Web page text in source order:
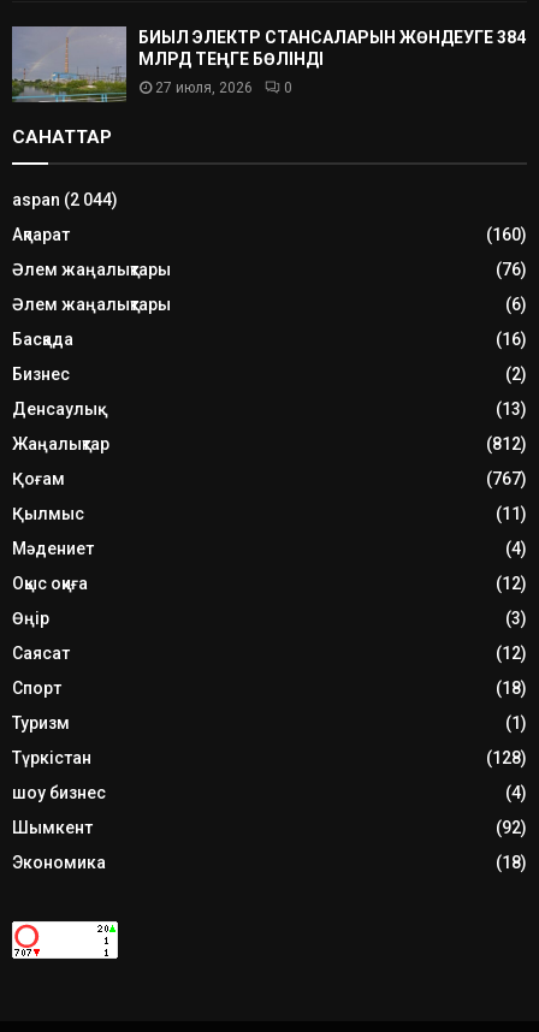
БИЫЛ ЭЛЕКТР СТАНСАЛАРЫН ЖӨНДЕУГЕ 384
МЛРД ТЕҢГЕ БӨЛІНДІ
27 июля, 2026 0
САНАТТАР
aspan (2 044)
Ақпарат
(160)
Әлем жаңалықтары
(76)
Әлем жаңалықтары
(6)
Басқада
(16)
Бизнес
(2)
Денсаулық
(13)
Жаңалықтар
(812)
Қоғам
(767)
Қылмыс
(11)
Мәдениет
(4)
Оқыс оқиға
(12)
Өңір
(3)
Саясат
(12)
Спорт
(18)
Туризм
(1)
Түркістан
(128)
шоу бизнес
(4)
Шымкент
(92)
Экономика
(18)